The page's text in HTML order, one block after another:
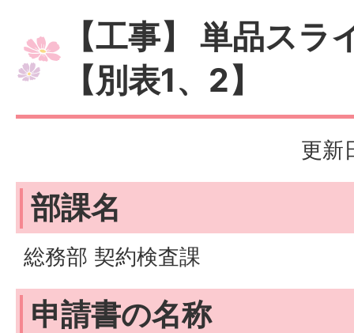
【工事】 単品スラ
【別表1、2】
更新
部課名
総務部 契約検査課
申請書の名称